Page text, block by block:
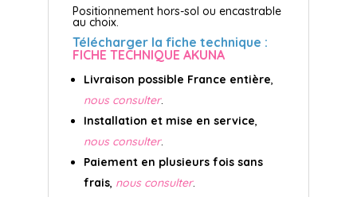
Positionnement hors-sol ou encastrable
au choix.
Télécharger la fiche technique :
FICHE TECHNIQUE AKUNA
Livraison possible France entière,
nous consulter.
Installation et mise en service,
nous consulter.
Paiement en plusieurs fois sans
frais, nous consulter.